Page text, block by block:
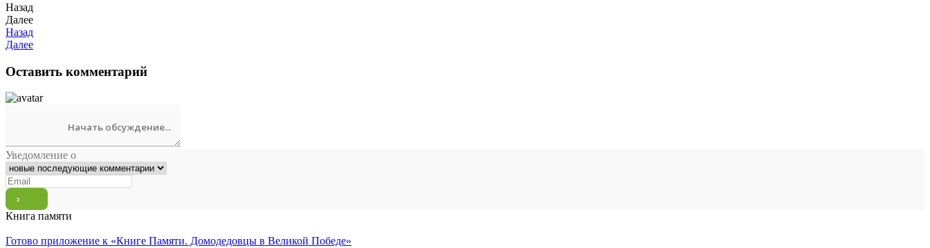
Назад
Далее
Назад
Далее
Оставить комментарий
Уведомление о
Книга памяти
Готово приложение к «Книге Памяти. Домодедовцы в Великой Победе»